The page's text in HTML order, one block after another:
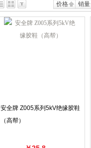
价格 销量
安全牌 Z005系列5kV绝缘胶鞋
（高帮）